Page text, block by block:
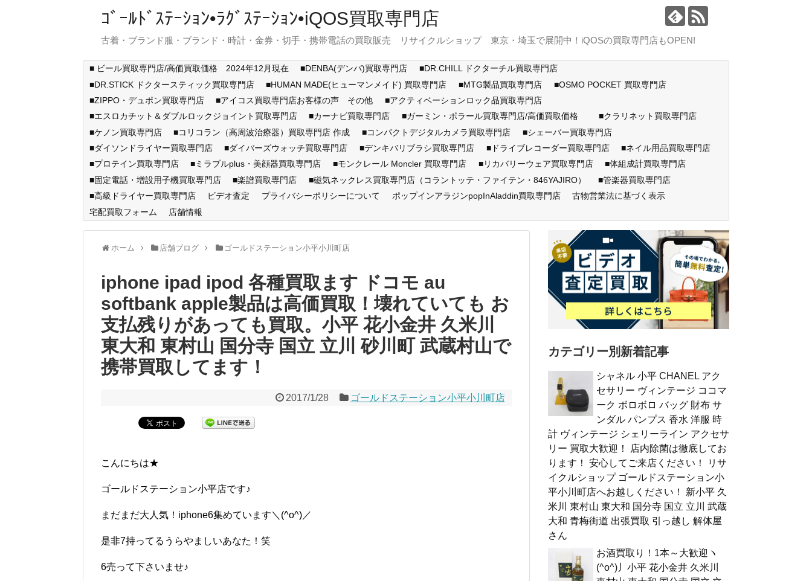
ｺﾞｰﾙﾄﾞｽﾃｰｼｮﾝ•ﾗｸﾞｽﾃｰｼｮﾝ•iQOS買取専門店
古着・ブランド服・ブランド・時計・金券・切手・携帯電話の買取販売 リサイクルショップ 東京・埼玉で展開中！iQOSの買取専門店もOPEN!
■ ビール買取専門店/高価買取価格 2024年12月現在 ■DENBA(デンバ)買取専門店
■DR.CHILL ドクターチル買取専門店
■DR.STICK ドクタースティック買取専門店
■HUMAN MADE(ヒューマンメイド) 買取専門店 ■MTG製品買取専門店
■OSMO POCKET 買取専門店
■ZIPPO・デュポン買取専門店
■アイコス買取専門店お客様の声 その他
■アクティベーションロック品買取専門店
■エスロカチット＆ダブルロックジョイント買取専門店
■カーナビ買取専門店 ■ガーミン・ポラール買取専門店/高価買取価格
■クラリネット買取専門店
■ケノン買取専門店
■コリコラン（高周波治療器）買取専門店 作成 ■コンパクトデジタルカメラ買取専門店
■シェーバー買取専門店
■ダイソンドライヤー買取専門店
■ダイバーズウォッチ買取専門店 ■デンキバリブラシ買取専門店 ■ドライブレコーダー買取専門店
■ネイル用品買取専門店
■プロテイン買取専門店
■ミラブルplus・美顔器買取専門店 ■モンクレール Moncler 買取専門店 ■リカバリーウェア買取専門店
■体組成計買取専門店
■固定電話・増設用子機買取専門店
■楽譜買取専門店 ■磁気ネックレス買取専門店（コラントッテ・ファイテン・846YAJIRO）
■管楽器買取専門店
■高級ドライヤー買取専門店
ビデオ査定 プライバシーポリシーについて ポップインアラジンpopInAladdin買取専門店
古物営業法に基づく表示
宅配買取フォーム
店舗情報
ホーム 店舗ブログ ゴールドステーション小平小川町店
iphone ipad ipod 各種買取ます ドコモ au
softbank apple製品は高価買取！壊れていても お
支払残りがあっても買取。小平 花小金井 久米川
東大和 東村山 国分寺 国立 立川 砂川町 武蔵村山で
携帯買取してます！
2017/1/28 ゴールドステーション小平小川町店
こんにちは★
ゴールドステーション小平店です♪
まだまだ大人気！iphone6集めています＼(^o^)／
是非7持ってるうらやましいあなた！笑
6売って下さいませ♪
カテゴリー別新着記事
シャネル 小平 CHANEL アク
セサリー ヴィンテージ ココマ
ーク ボロボロ バッグ 財布 サ
ンダル パンプス 香水 洋服 時
計 ヴィンテージ シェリーライン アクセサ
リー 買取大歓迎！ 店内除菌は徹底してお
ります！ 安心してご来店ください！ リサ
イクルショップ ゴールドステーション小
平小川町店へお越しください！ 新小平 久
米川 東村山 東大和 国分寺 国立 立川 武蔵
大和 青梅街道 出張買取 引っ越し 解体屋
さん
お酒買取り！1本～大歓迎ヽ
(^o^)丿小平 花小金井 久米川